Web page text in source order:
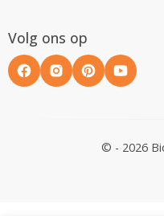
Volg ons op
© - 2026